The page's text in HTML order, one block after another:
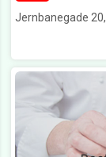
Jernbanegade 20,